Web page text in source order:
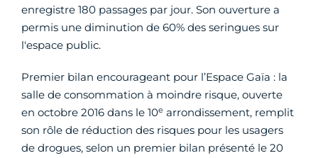
enregistre 180 passages par jour. Son ouverture a
permis une diminution de 60% des seringues sur
l'espace public.
Premier bilan encourageant pour l’Espace Gaïa : la
salle de consommation à moindre risque, ouverte
en octobre 2016 dans le 10e arrondissement, remplit
son rôle de réduction des risques pour les usagers
de drogues, selon un premier bilan présenté le 20